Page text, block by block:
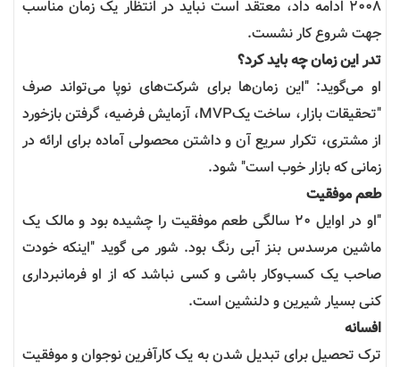
2008 ادامه داد، معتقد است نباید در انتظار یک زمان مناسب
جهت شروع کار نشست.
تدر این زمان چه باید کرد؟
او می‌گوید: "این زمان‌ها برای شرکت‌های نوپا می‌تواند صرف
"تحقیقات بازار، ساخت یکMVP، آزمایش فرضیه، گرفتن بازخورد
از مشتری، تکرار سریع آن و داشتن محصولی آماده برای ارائه در
زمانی که بازار خوب است" شود.
طعم موفقیت
"او در اوایل 20 سالگی طعم موفقیت را چشیده بود و مالک یک
ماشین مرسدس بنز آبی رنگ بود. شور می گوید "اینکه خودت
صاحب یک کسب‌و‌کار باشی و کسی نباشد که از او فرمانبرداری
کنی بسیار شیرین و دلنشین است.
افسانه
ترک تحصیل برای تبدیل شدن به یک کارآفرین نوجوان و موفقیت